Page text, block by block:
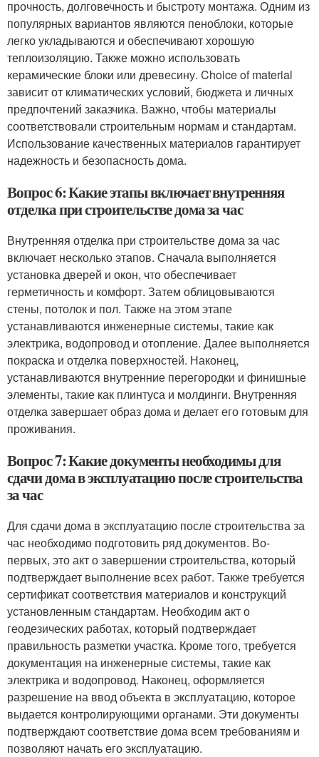
прочность, долговечность и быстроту монтажа. Одним из
популярных вариантов являются пеноблоки, которые
легко укладываются и обеспечивают хорошую
теплоизоляцию. Также можно использовать
керамические блоки или древесину. Choice of material
зависит от климатических условий, бюджета и личных
предпочтений заказчика. Важно, чтобы материалы
соответствовали строительным нормам и стандартам.
Использование качественных материалов гарантирует
надежность и безопасность дома.
Вопрос 6: Какие этапы включает внутренняя
отделка при строительстве дома за час
Внутренняя отделка при строительстве дома за час
включает несколько этапов. Сначала выполняется
установка дверей и окон, что обеспечивает
герметичность и комфорт. Затем облицовываются
стены, потолок и пол. Также на этом этапе
устанавливаются инженерные системы, такие как
электрика, водопровод и отопление. Далее выполняется
покраска и отделка поверхностей. Наконец,
устанавливаются внутренние перегородки и финишные
элементы, такие как плинтуса и молдинги. Внутренняя
отделка завершает образ дома и делает его готовым для
проживания.
Вопрос 7: Какие документы необходимы для
сдачи дома в эксплуатацию после строительства
за час
Для сдачи дома в эксплуатацию после строительства за
час необходимо подготовить ряд документов. Во-
первых, это акт о завершении строительства, который
подтверждает выполнение всех работ. Также требуется
сертификат соответствия материалов и конструкций
установленным стандартам. Необходим акт о
геодезических работах, который подтверждает
правильность разметки участка. Кроме того, требуется
документация на инженерные системы, такие как
электрика и водопровод. Наконец, оформляется
разрешение на ввод объекта в эксплуатацию, которое
выдается контролирующими органами. Эти документы
подтверждают соответствие дома всем требованиям и
позволяют начать его эксплуатацию.